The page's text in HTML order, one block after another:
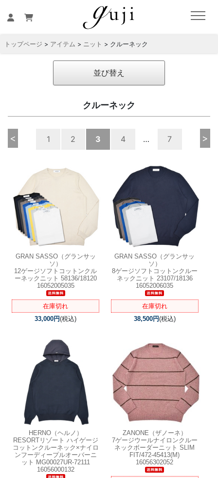
トップページ > アイテム > ニット > クルーネック
並び替え
クルーネック
< >
1 2 3 4 … 7
GRAN SASSO（グランサッ
ソ）
12ゲージソフトコットンクル
ーネックニット 58136/18120
16052005035
在庫切れ
33,000円(税込)
GRAN SASSO（グランサッ
ソ）
8ゲージソフトコットンクルー
ネックニット 23107/18136
16052006035
在庫切れ
38,500円(税込)
HERNO（ヘルノ）
RESORTリゾート ハイゲージ
コットンクルーネック×ナイロ
ンフーディープルオーバーニ
ット MG00027UR-72111
16056000132
ZANONE（ザノーネ）
7ゲージウールナイロンクルー
ネックボーダーニット SLIM
FIT/472-45413(M)
16056302052